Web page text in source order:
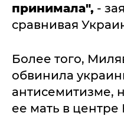
принимала", -
сравнивая
Более того,
обвинила
антисемитизме,
ее мать в центре